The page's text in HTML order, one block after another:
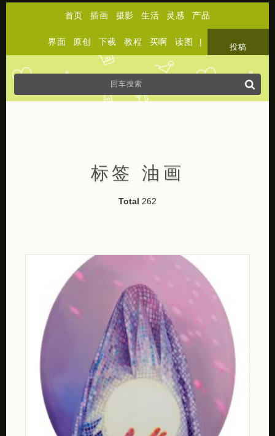
首页 插画 摄影 生活 灵感 产品
界面 原创 下载 教程 买啊 读图 |
投稿
标签 油画
Total 262